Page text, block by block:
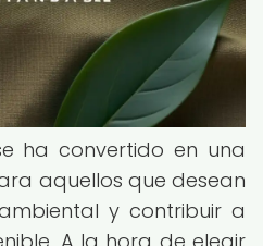
ha convertido en una
aquellos que desean
y contribuir a